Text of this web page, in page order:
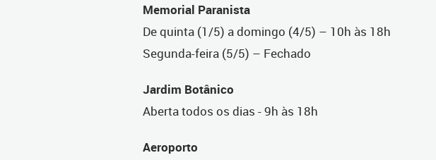
Memorial Paranista
De quinta (1/5) a domingo (4/5) – 10h às 18h
Segunda-feira (5/5) – Fechado
Jardim Botânico
Aberta todos os dias -9h às 18h
Aeroporto